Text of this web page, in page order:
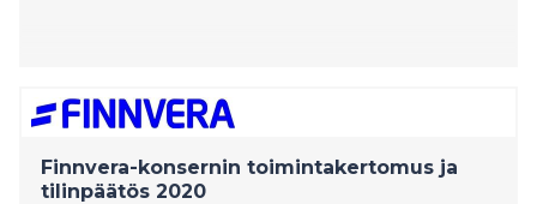
Finnvera-konsernin toimintakertomus ja
tilinpäätös 2020